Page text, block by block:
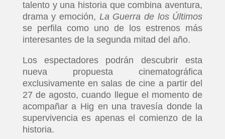
talento y una historia que combina aventura,
drama y emoción, La Guerra de los Últimos
se perfila como uno de los estrenos más
interesantes de la segunda mitad del año.
Los espectadores podrán descubrir esta
nueva propuesta cinematográfica
exclusivamente en salas de cine a partir del
27 de agosto, cuando llegue el momento de
acompañar a Hig en una travesía donde la
supervivencia es apenas el comienzo de la
historia.